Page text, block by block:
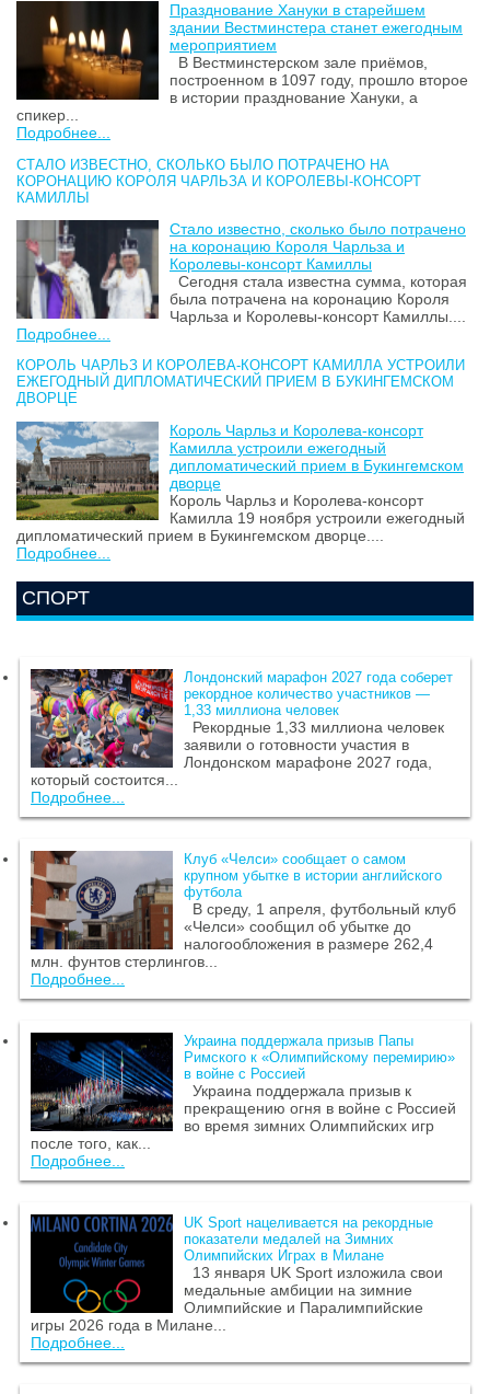
Празднование Хануки в старейшем
здании Вестминстера станет ежегодным
мероприятием
В Вестминстерском зале приёмов,
построенном в 1097 году, прошло второе
в истории празднование Хануки, а
спикер...
Подробнее...
СТАЛО ИЗВЕСТНО, СКОЛЬКО БЫЛО ПОТРАЧЕНО НА
КОРОНАЦИЮ КОРОЛЯ ЧАРЛЬЗА И КОРОЛЕВЫ-КОНСОРТ
КАМИЛЛЫ
Стало известно, сколько было потрачено
на коронацию Короля Чарльза и
Королевы-консорт Камиллы
Сегодня стала известна сумма, которая
была потрачена на коронацию Короля
Чарльза и Королевы-консорт Камиллы....
Подробнее...
КОРОЛЬ ЧАРЛЬЗ И КОРОЛЕВА-КОНСОРТ КАМИЛЛА УСТРОИЛИ
ЕЖЕГОДНЫЙ ДИПЛОМАТИЧЕСКИЙ ПРИЕМ В БУКИНГЕМСКОМ
ДВОРЦЕ
Король Чарльз и Королева-консорт
Камилла устроили ежегодный
дипломатический прием в Букингемском
дворце
Король Чарльз и Королева-консорт
Камилла 19 ноября устроили ежегодный
дипломатический прием в Букингемском дворце....
Подробнее...
СПОРТ
Лондонский марафон 2027 года соберет
рекордное количество участников —
1,33 миллиона человек
Рекордные 1,33 миллиона человек
заявили о готовности участия в
Лондонском марафоне 2027 года,
который состоится...
Подробнее...
Клуб «Челси» сообщает о самом
крупном убытке в истории английского
футбола
В среду, 1 апреля, футбольный клуб
«Челси» сообщил об убытке до
налогообложения в размере 262,4
млн. фунтов стерлингов...
Подробнее...
Украина поддержала призыв Папы
Римского к «Олимпийскому перемирию»
в войне с Россией
Украина поддержала призыв к
прекращению огня в войне с Россией
во время зимних Олимпийских игр
после того, как...
Подробнее...
UK Sport нацеливается на рекордные
показатели медалей на Зимних
Олимпийских Играх в Милане
13 января UK Sport изложила свои
медальные амбиции на зимние
Олимпийские и Паралимпийские
игры 2026 года в Милане...
Подробнее...